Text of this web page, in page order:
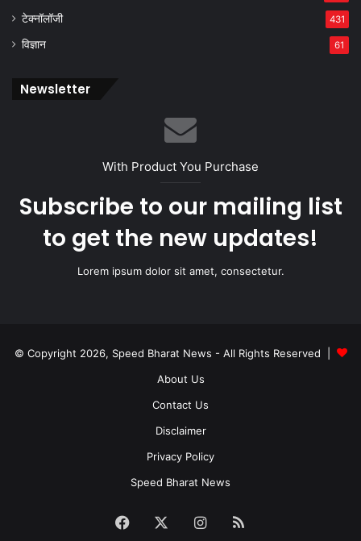
टेक्नॉलॉजी 431
विज्ञान 61
Newsletter
With Product You Purchase
Subscribe to our mailing list
to get the new updates!
Lorem ipsum dolor sit amet, consectetur.
© Copyright 2026, Speed Bharat News - All Rights Reserved |
About Us
Contact Us
Disclaimer
Privacy Policy
Speed Bharat News
Facebook Instagram
RSS